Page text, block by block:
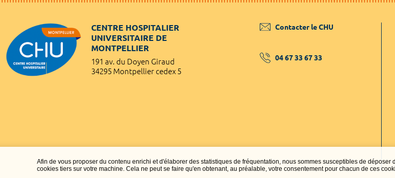
Afin de vous proposer du contenu enrichi et d'élaborer des statistiques de fréquentation, nous sommes susceptibles de déposer
cookies tiers sur votre machine. Cela ne peut se faire qu'en obtenant, au préalable, votre consentement pour chacun de ces
CENTRE HOSPITALIER
UNIVERSITAIRE DE
MONTPELLIER
191 av. du Doyen Giraud
34295 Montpellier cedex 5
Contacter le CHU
04 67 33 67 33